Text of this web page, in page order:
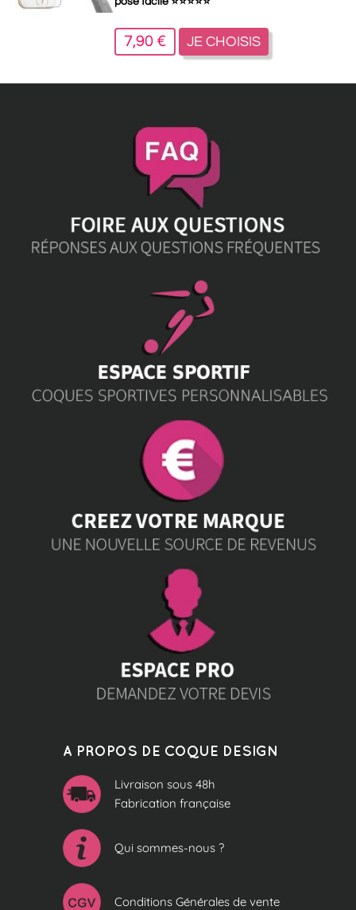
7,90 € JE CHOISIS
A PROPOS DE COQUE DESIGN
Livraison sous 48h
Fabrication française
Qui sommes-nous ?
Conditions Générales de vente